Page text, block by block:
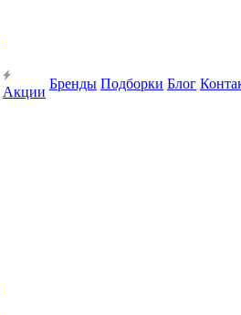
Акции
Бренды Подборки Блог